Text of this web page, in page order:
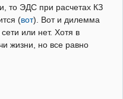
то ЭДС при расчетах КЗ
(вот). Вот и дилемма
или нет. Хотя в
жизни, но все равно